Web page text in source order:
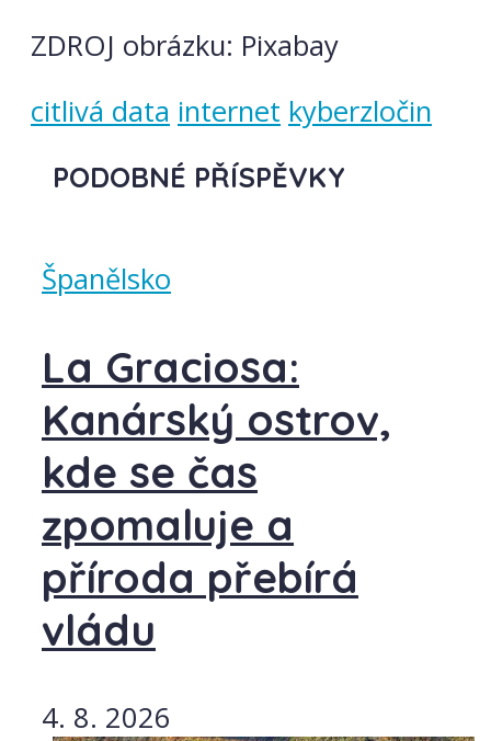
ZDROJ obrázku: Pixabay
citlivá data internet kyberzločin
PODOBNÉ PŘÍSPĚVKY
Španělsko
La Graciosa:
Kanárský ostrov,
kde se čas
zpomaluje a
příroda přebírá
vládu
4. 8. 2026